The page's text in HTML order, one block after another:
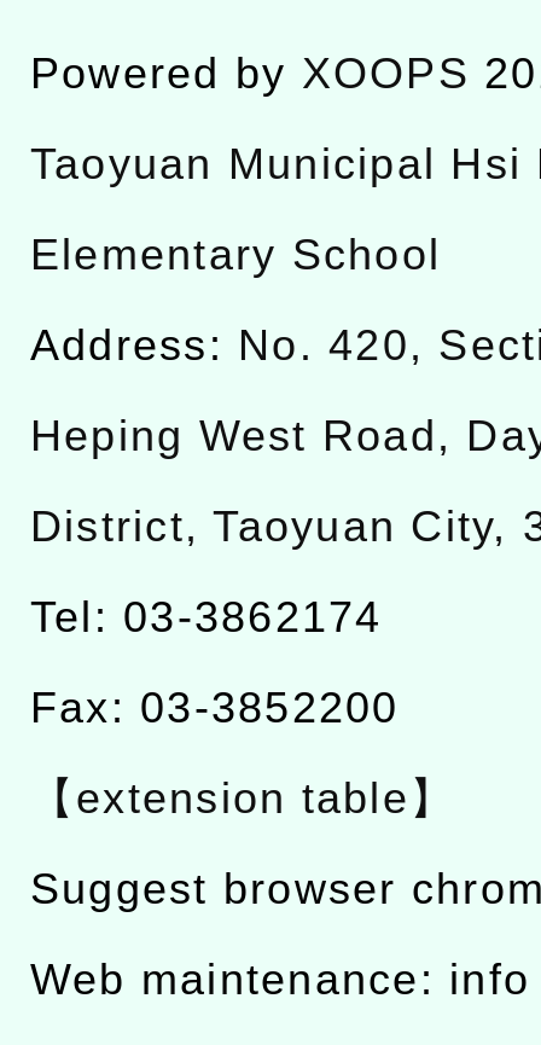
Powered by XOOPS
Taoyuan Municipal Hsi
Elementary School
Address: No. 420,
Heping West Road,
District, Taoyuan City,
Tel: 03-3862174
Fax: 03-3852200
【extension table】
Suggest browser
Web maintenance: